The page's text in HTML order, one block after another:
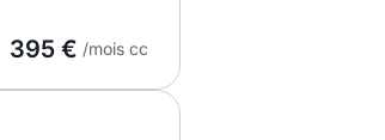
395 € /mois cc